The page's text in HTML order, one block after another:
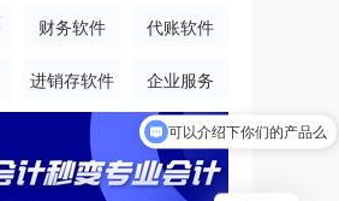
财务软件 代账软件
进销存软件 企业服务
可以介绍下你们的产品么